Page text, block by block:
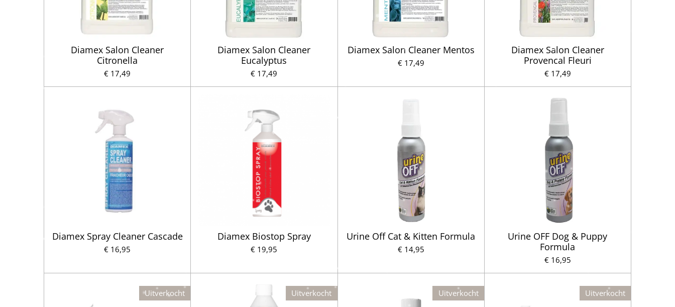
Diamex Salon Cleaner
Citronella
€ 17,49
Diamex Salon Cleaner
Eucalyptus
€ 17,49
Diamex Salon Cleaner Mentos
€ 17,49
Diamex Salon Cleaner
Provencal Fleuri
€ 17,49
Diamex Spray Cleaner Cascade
€ 16,95
Diamex Biostop Spray
€ 19,95
Urine Off Cat & Kitten Formula
€ 14,95
Urine OFF Dog & Puppy
Formula
€ 16,95
Uitverkocht Uitverkocht Uitverkocht Uitverkocht